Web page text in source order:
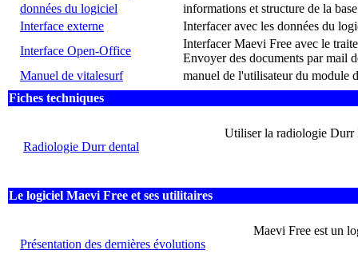
données du logiciel
informations et structure de la
Interface externe
Interfacer avec les données du
Interface Open-Office
Interfacer Maevi Free avec le
Envoyer des documents par mail
Manuel de vitalesurf
manuel de l'utilisateur du module
Fiches techniques
Radiologie Durr dental
Utiliser la radiologie Durr
Le logiciel Maevi Free et ses utilitaires
Présentation des dernières évolutions
Maevi Free est un